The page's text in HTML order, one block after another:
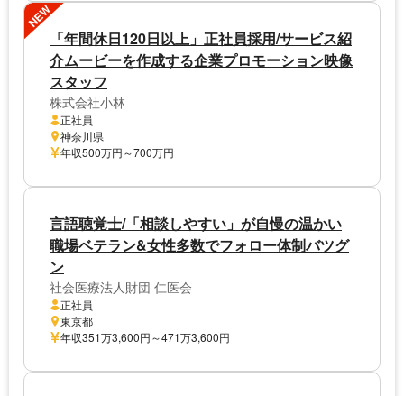
NEW
「年間休日120日以上」正社員採用/サービス紹
介ムービーを作成する企業プロモーション映像
スタッフ
株式会社小林
正社員
神奈川県
年収500万円～700万円
言語聴覚士/「相談しやすい」が自慢の温かい
職場ベテラン&女性多数でフォロー体制バツグ
ン
社会医療法人財団 仁医会
正社員
東京都
年収351万3,600円～471万3,600円